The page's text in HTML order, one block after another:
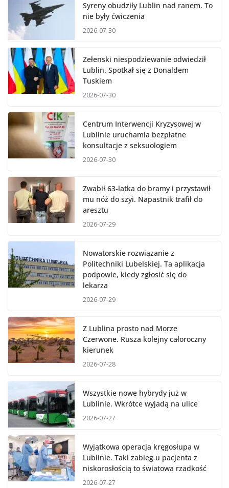
Syreny obudziły Lublin nad ranem. To
nie były ćwiczenia
2026-07-30
Zełenski niespodziewanie odwiedził
Lublin. Spotkał się z Donaldem
Tuskiem
2026-07-30
Centrum Interwencji Kryzysowej w
Lublinie uruchamia bezpłatne
konsultacje z seksuologiem
2026-07-30
Zwabił 63-latka do bramy i przystawił
mu nóż do szyi. Napastnik trafił do
aresztu
2026-07-29
Nowatorskie rozwiązanie z
Politechniki Lubelskiej. Ta aplikacja
podpowie, kiedy zgłosić się do
lekarza
2026-07-29
Z Lublina prosto nad Morze
Czerwone. Rusza kolejny całoroczny
kierunek
2026-07-28
Wszystkie nowe hybrydy już w
Lublinie. Wkrótce wyjadą na ulice
2026-07-27
Wyjątkowa operacja kręgosłupa w
Lublinie. Taki zabieg u pacjenta z
niskorosłością to światowa rzadkość
2026-07-27